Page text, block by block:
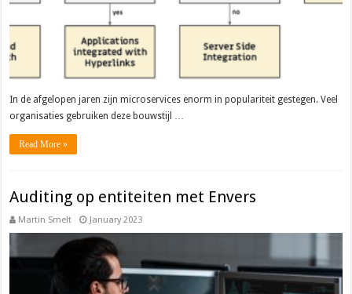
In de afgelopen jaren zijn microservices enorm in populariteit gestegen. Veel
organisaties gebruiken deze bouwstijl …
Read More »
Auditing op entiteiten met Envers
Martin Smelt January 2023